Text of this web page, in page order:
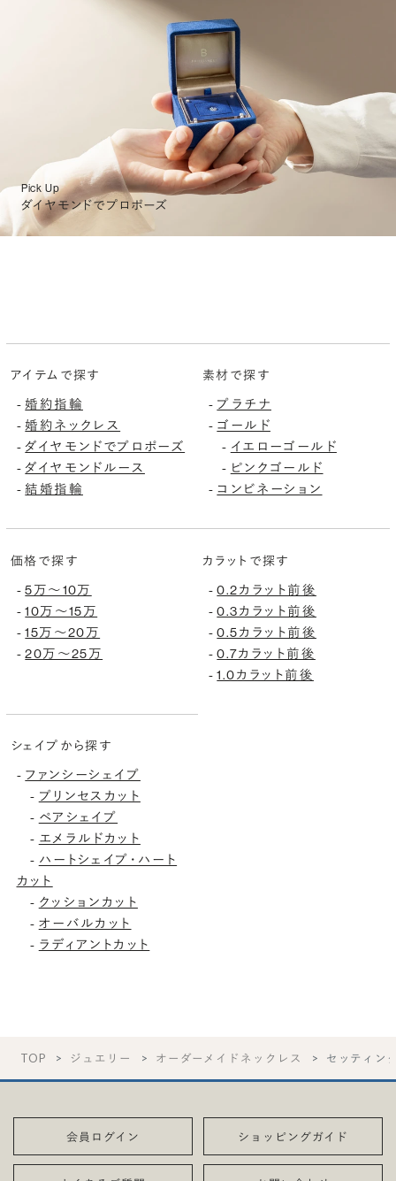
Pick Up
ダイヤモンドでプロポーズ
アイテムで探す
-婚約指輪
-婚約ネックレス
-ダイヤモンドでプロポーズ
-ダイヤモンドルース
-結婚指輪
素材で探す
- プラチナ
- ゴールド
- イエローゴールド
- ピンクゴールド
- コンビネーション
価格で探す
-5万〜10万
-10万〜15万
-15万〜20万
-20万〜25万
カラットで探す
-0.2カラット前後
-0.3カラット前後
-0.5カラット前後
-0.7カラット前後
-1.0カラット前後
シェイプから探す
- ファンシーシェイプ
- プリンセスカット
- ペアシェイプ
- エメラルドカット
- ハートシェイプ・ハート
カット
- クッションカット
- オーバルカット
- ラディアントカット
TOP ジュエリー オーダーメイドネックレス セッティン
会員ログイン ショッピングガイド